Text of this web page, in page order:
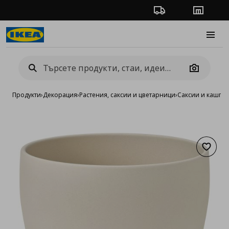
Проследяване на
Camera
Продукти›Декорация›Растения, саксии и цветарници›Саксии и кашпи